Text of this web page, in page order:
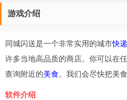
游戏介绍
同城闪送是一个非常实用的城市快递
许多当地高品质的商店。你可以在
查询附近的美食。我们会尽快把美食
软件介绍